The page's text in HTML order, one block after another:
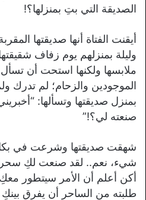
الصديقة التي بتِ بمنزلها؟!
أيقنت الفتاة أنها صديقتها
وليلة بمنزلهم يوم زفاف
ملابسها ولكنها استحت أن
الموجودين والزحام؛ لم تدرك
بمنزل صديقتها وتسألها:
صنعته لي؟!”
شهقت صديقتها وشرعت في
شيء، نعم.. لقد صنعت لكِ سحرا
أكن أعلم أن الأمر سيتطور
طلبته من الساحر أن يفرق بينكِ